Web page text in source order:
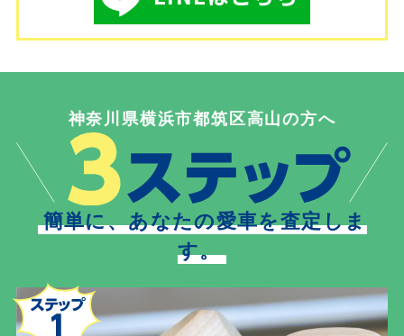
神奈川県横浜市都筑区高山の方へ
簡単に、あなたの愛車を査定しま
す。